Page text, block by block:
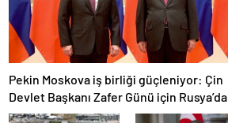
Pekin Moskova iş birliği güçleniyor: Çin
Devlet Başkanı Zafer Günü için Rusya’da
olacak